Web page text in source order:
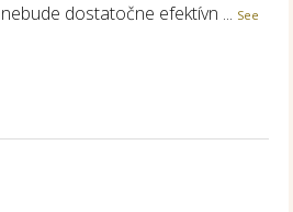
dostatočne efektívn ... See